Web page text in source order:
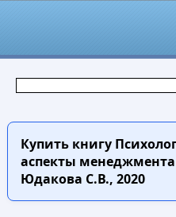
Купить книгу
аспекты
Юдакова С.В., 2020